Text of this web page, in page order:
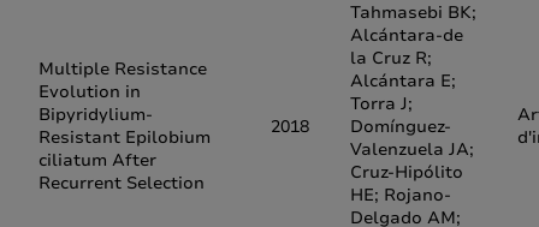
Multiple Resistance
Evolution in
Bipyridylium-
Resistant Epilobium
ciliatum After
Recurrent Selection
2018
Tahmasebi BK;
Alcántara-de
la Cruz R;
Alcántara E;
Torra J;
Domínguez-
Valenzuela JA;
Cruz-Hipólito
HE; Rojano-
Delgado AM;